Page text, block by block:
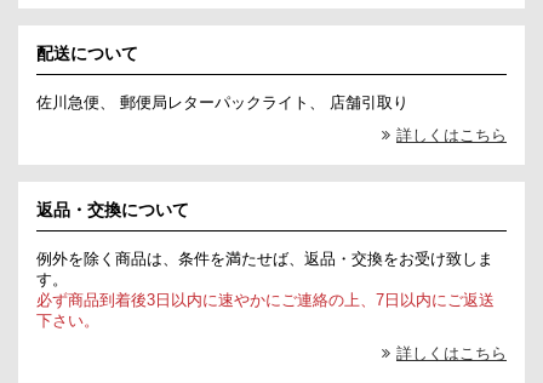
配送について
佐川急便、 郵便局レターパックライト、 店舗引取り
詳しくはこちら
返品・交換について
例外を除く商品は、条件を満たせば、返品・交換をお受け致しま
す。
必ず商品到着後3日以内に速やかにご連絡の上、7日以内にご返送
下さい。
詳しくはこちら